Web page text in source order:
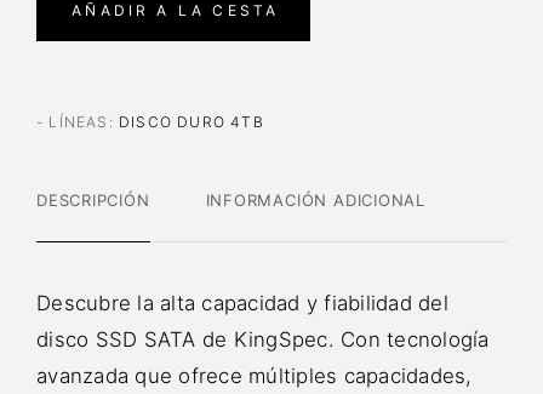
AÑADIR A LA CESTA
- LÍNEAS : DISCO DURO 4TB
DESCRIPCIÓN INFORMACIÓN ADICIONAL
Descubre la alta capacidad y fiabilidad del
disco SSD SATA de KingSpec. Con tecnología
avanzada que ofrece múltiples capacidades,